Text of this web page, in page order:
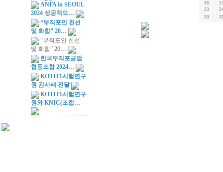
ANFA in SEOUL
2024 성공적으…
“부직포인 친선
및 화합” 20…
“부직포인 친선
및 화합” 20…
한국부직포공업
협동조합 2024…
KOTITI시험연구
원 감사패 전달
KOTITI시험연구
원와 KNIC(조합…
16
23
30